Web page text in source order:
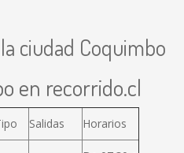
ciudad Coquimbo
en recorrido.cl
Salidas Horarios